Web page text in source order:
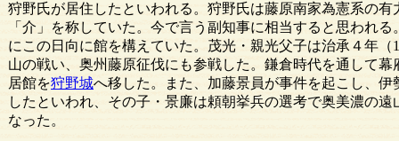
狩野氏が居住したといわれる。狩野氏は藤原南家為憲系の
「介」を称していた。今で言う副知事に相当すると思われ
にこの日向に館を構えていた。茂光・親光父子は治承４年
山の戦い、奥州藤原征伐にも参戦した。鎌倉時代を通して
居館を狩野城へ移した。また、加藤景員が事件を起こし、
したといわれ、その子・景廉は頼朝挙兵の選考で奥美濃の遠
なった。